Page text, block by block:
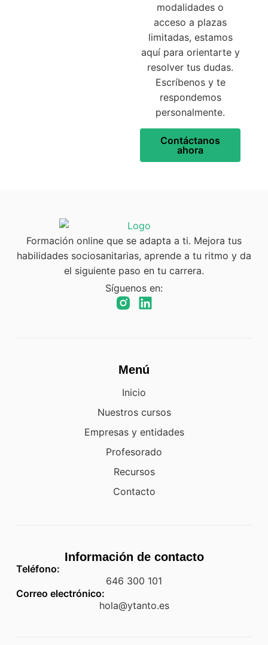
modalidades o
acceso a plazas
limitadas, estamos
aquí para orientarte y
resolver tus dudas.
Escríbenos y te
respondemos
personalmente.
Contáctanos
ahora
Formación online que se adapta a ti. Mejora tus
habilidades sociosanitarias, aprende a tu ritmo y da
el siguiente paso en tu carrera.
Síguenos en:
Menú
Inicio
Nuestros cursos
Empresas y entidades
Profesorado
Recursos
Contacto
Información de contacto
Teléfono:
646 300 101
Correo electrónico:
hola@ytanto.es